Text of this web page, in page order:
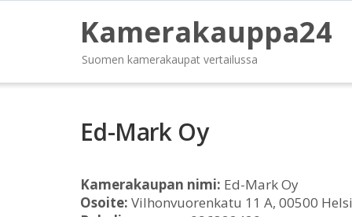
Kamerakauppa24
Suomen kamerakaupat vertailussa
Ed-Mark Oy
Kamerakaupan nimi: Ed-Mark Oy
Osoite: Vilhonvuorenkatu 11 A, 00500